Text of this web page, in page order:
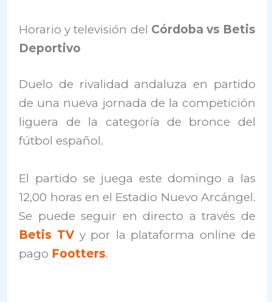
Horario y televisión del Córdoba vs Betis
Deportivo
Duelo de rivalidad andaluza en partido
de una nueva jornada de la competición
liguera de la categoría de bronce del
fútbol español.
El partido se juega este domingo a las
12,00 horas en el Estadio Nuevo Arcángel.
Se puede seguir en directo a través de
Betis TVy por la plataforma online de
pago Footters.